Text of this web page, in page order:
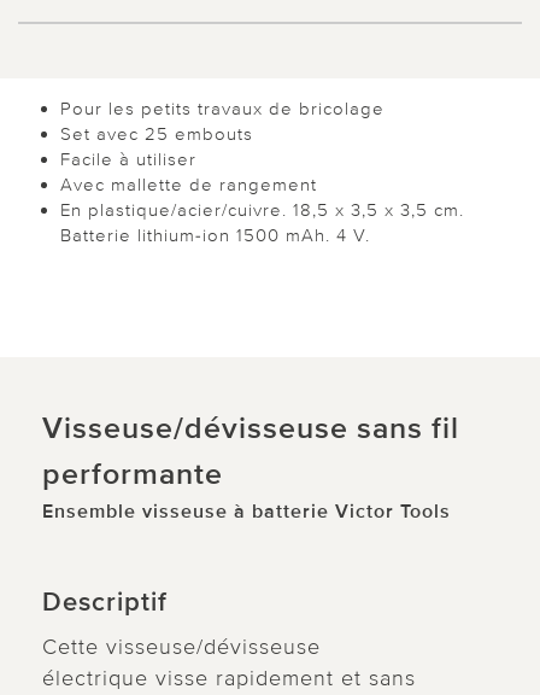
Pour les petits travaux de bricolage
Set avec 25 embouts
Facile à utiliser
Avec mallette de rangement
En plastique/acier/cuivre. 18,5 x 3,5 x 3,5 cm.
Batterie lithium-ion 1500 mAh. 4 V.
Visseuse/dévisseuse sans fil
performante
Ensemble visseuse à batterie Victor Tools
Descriptif
Cette visseuse/dévisseuse
électrique visse rapidement et sans